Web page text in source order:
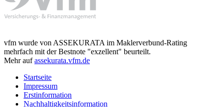
vfm wurde von ASSEKURATA im Maklerverbund-Rating
mehrfach mit der Bestnote "exzellent" beurteilt.
Mehr aufassekurata.vfm.de
Startseite
Impressum
Erstinformation
Nachhaltigkeitsinformation